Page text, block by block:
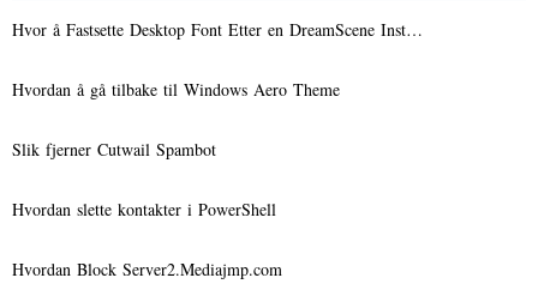
Hvor å Fastsette Desktop Font Etter en DreamScene Inst…
Hvordan å gå tilbake til Windows Aero Theme
Slik fjerner Cutwail Spambot
Hvordan slette kontakter i PowerShell
Hvordan Block Server2.Mediajmp.com